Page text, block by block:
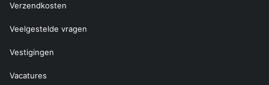
Verzendkosten
Veelgestelde vragen
Vestigingen
Vacatures